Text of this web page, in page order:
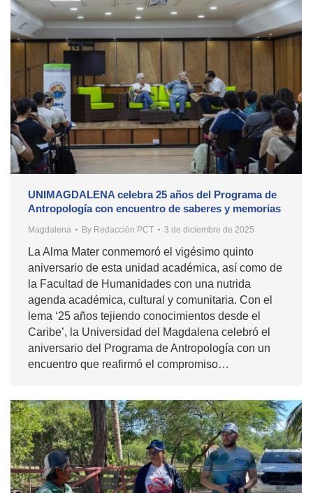
UNIMAGDALENA celebra 25 años del Programa de
Antropología con encuentro de saberes y memorias
Magdalena By Redacción PCT 3 de diciembre de 2025
La Alma Mater conmemoró el vigésimo quinto
aniversario de esta unidad académica, así como de
la Facultad de Humanidades con una nutrida
agenda académica, cultural y comunitaria. Con el
lema ‘25 años tejiendo conocimientos desde el
Caribe’, la Universidad del Magdalena celebró el
aniversario del Programa de Antropología con un
encuentro que reafirmó el compromiso…